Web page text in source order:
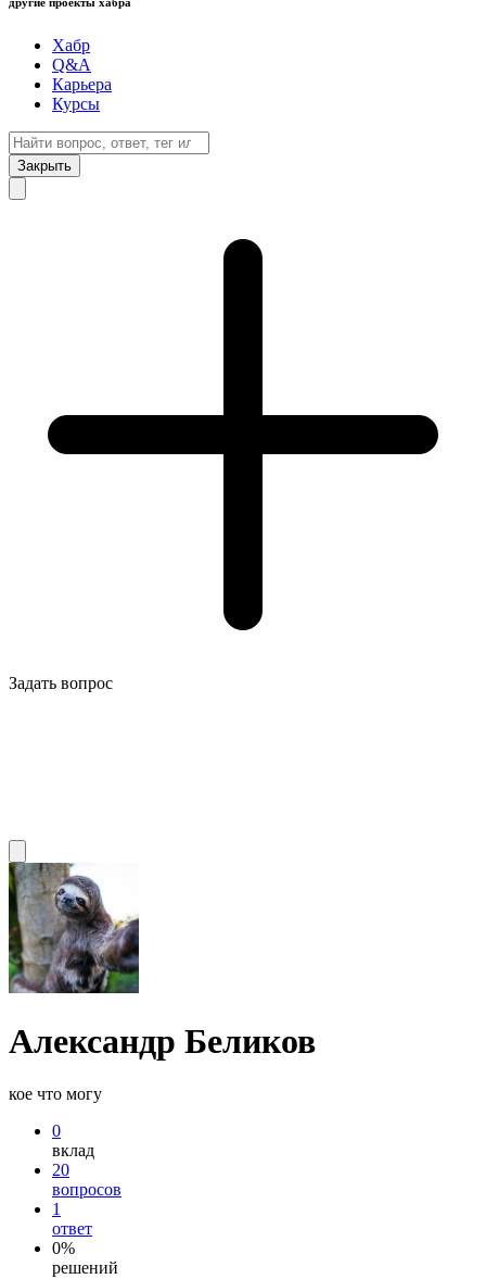
Хабр
Q&A
Карьера
Курсы
Закрыть
Задать вопрос
Александр Беликов
кое что могу
0
вклад
20
вопросов
1
ответ
0%
решений